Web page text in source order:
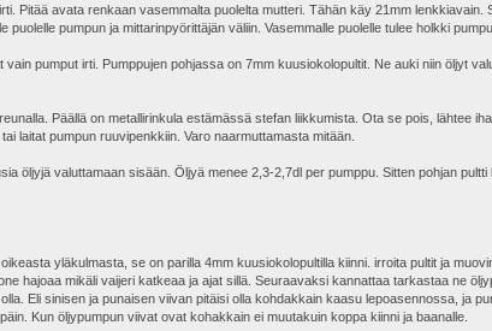
Pitää avata renkaan vasemmalta puolelta mutteri. Tähän käy 21mm lenkkiavain.
pumpun ja mittarinpyörittäjän väliin. Vasemmalle puolelle tulee holkki
pumput irti. Pumppujen pohjassa on 7mm kuusiokolopultit. Ne auki niin öljyt
Päällä on metallirinkula estämässä stefan liikkumista. Ota se pois, lähtee
laitat pumpun ruuvipenkkiin. Varo naarmuttamasta mitään.
öljyjä valuttamaan sisään. Öljyä menee 2,3-2,7dl per pumppu. Sitten pohjan
yläkulmasta, se on parilla 4mm kuusiokolopultilla kiinni. irroita pultit ja
hajoaa mikäli vaijeri katkeaa ja ajat sillä. Seuraavaksi kannattaa tarkastaa ne
Eli sinisen ja punaisen viivan pitäisi olla kohdakkain kaasu lepoasennossa, ja
Kun öljypumpun viivat ovat kohakkain ei muutakuin koppa kiinni ja baanalle.